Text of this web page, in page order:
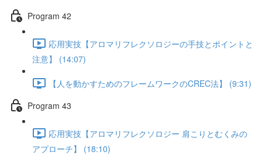
Program 42
応用実技【アロマリフレクソロジーの手技とポイントと
注意】 (14:07)
【人を動かすためのフレームワークのCREC法】 (9:31)
Program 43
応用実技【アロマリフレクソロジー 肩こりとむくみの
アプローチ】 (18:10)